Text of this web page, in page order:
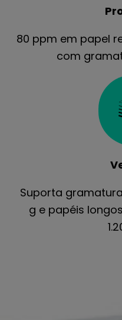
80 ppm em papel
com
Suporta
g e papéis